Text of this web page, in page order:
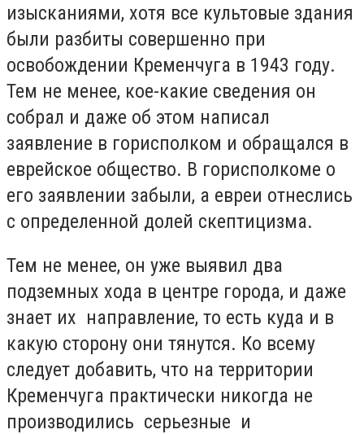
изысканиями, хотя все культовые здания
были разбиты совершенно при
освобождении Кременчуга в 1943 году.
Тем не менее, кое-какие сведения он
собрал и даже об этом написал
заявление в горисполком и обращался в
еврейское общество. В горисполкоме о
его заявлении забыли, а евреи отнеслись
с определенной долей скептицизма.
Тем не менее, он уже выявил два
подземных хода в центре города, и даже
знает их направление, то есть куда и в
какую сторону они тянутся. Ко всему
следует добавить, что на территории
Кременчуга практически никогда не
производились серьезные и